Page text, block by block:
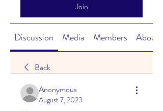
Join
Discussion Media Members About
Back
Anonymous
August 7, 2023